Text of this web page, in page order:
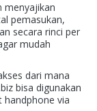
menyajikan
pemasukan,
secara rinci per
mudah
dari mana
bisa digunakan
via